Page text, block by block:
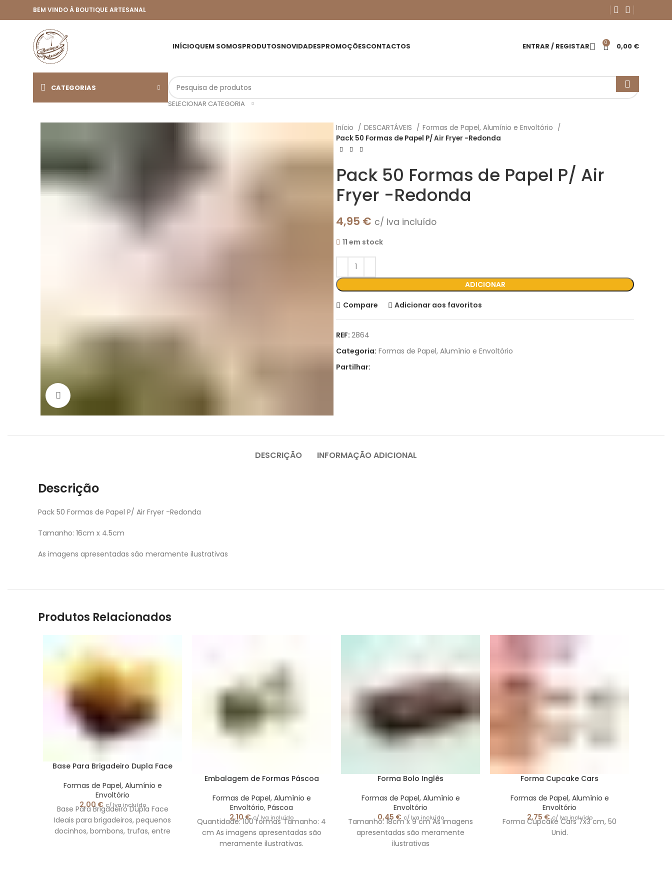
BEM VINDO À BOUTIQUE ARTESANAL
INÍCIOQUEM SOMOSPRODUTOSNOVIDADESPROMOÇÕESCONTACTOS ENTRAR / REGISTAR 0 0,00 €
CATEGORIAS
SELECIONAR CATEGORIA
Início DESCARTÁVEIS
Formas de Papel, Alumínio e Envoltório
Pack 50 Formas de Papel P/ Air Fryer -Redonda
Pack 50 Formas de Papel P/ Air
Fryer -Redonda
4,95 € c/ Iva incluído
11 em stock
ADICIONAR
Compare Adicionar aos favoritos
REF: 2864
Categoria: Formas de Papel, Alumínio e Envoltório
Partilhar:
DESCRIÇÃO INFORMAÇÃO ADICIONAL
Descrição
Pack 50 Formas de Papel P/ Air Fryer -Redonda
Tamanho: 16cm x 4.5cm
As imagens apresentadas são meramente ilustrativas
Produtos Relacionados
Base Para Brigadeiro Dupla Face
Formas de Papel, Alumínio e
Envoltório
2,00 € c/ Iva incluído
Base Para Brigadeiro Dupla Face
Ideais para brigadeiros, pequenos
docinhos, bombons, trufas, entre
Embalagem de Formas Páscoa
Formas de Papel, Alumínio e
Envoltório, Páscoa
2,10€ c/ Iva incluído
Quantidade: 100 formas Tamanho: 4
cm As imagens apresentadas são
meramente ilustrativas.
Forma Bolo Inglês
Formas de Papel, Alumínio e
Envoltório
0,45 € c/ Iva incluído
Tamanho: 18cm x 9 cm As imagens
apresentadas são meramente
ilustrativas
Forma Cupcake Cars
Formas de Papel, Alumínio e
Envoltório
2,75 € c/ Iva incluído
Forma Cupcake Cars 7x3 cm, 50
Unid.